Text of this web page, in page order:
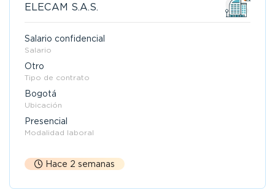
ELECAM S.A.S.
Salario confidencial
Salario
Otro
Tipo de contrato
Bogotá
Ubicación
Presencial
Modalidad laboral
Hace 2 semanas